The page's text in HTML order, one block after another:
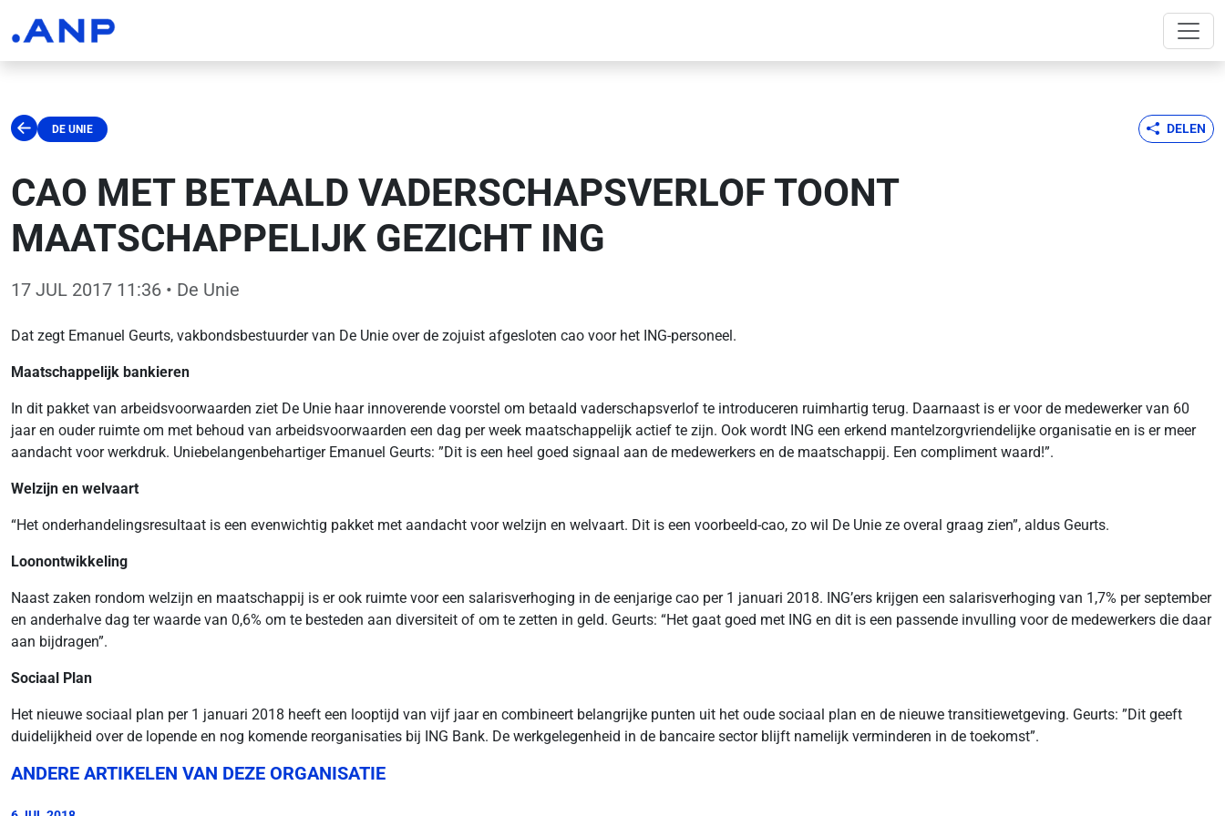
DE UNIE DELEN
CAO MET BETAALD VADERSCHAPSVERLOF TOONT
MAATSCHAPPELIJK GEZICHT ING
17 JUL 2017 11:36 • De Unie
Dat zegt Emanuel Geurts, vakbondsbestuurder van De Unie over de zojuist afgesloten cao voor het ING-personeel.
Maatschappelijk bankieren
In dit pakket van arbeidsvoorwaarden ziet De Unie haar innoverende voorstel om betaald vaderschapsverlof te introduceren ruimhartig terug. Daarnaast is er voor de medewerker van 60
jaar en ouder ruimte om met behoud van arbeidsvoorwaarden een dag per week maatschappelijk actief te zijn. Ook wordt ING een erkend mantelzorgvriendelijke organisatie en is er meer
aandacht voor werkdruk. Uniebelangenbehartiger Emanuel Geurts: ”Dit is een heel goed signaal aan de medewerkers en de maatschappij. Een compliment waard!”.
Welzijn en welvaart
“Het onderhandelingsresultaat is een evenwichtig pakket met aandacht voor welzijn en welvaart. Dit is een voorbeeld-cao, zo wil De Unie ze overal graag zien”, aldus Geurts.
Loonontwikkeling
Naast zaken rondom welzijn en maatschappij is er ook ruimte voor een salarisverhoging in de eenjarige cao per 1 januari 2018. ING’ers krijgen een salarisverhoging van 1,7% per september
en anderhalve dag ter waarde van 0,6% om te besteden aan diversiteit of om te zetten in geld. Geurts: “Het gaat goed met ING en dit is een passende invulling voor de medewerkers die daar
aan bijdragen”.
Sociaal Plan
Het nieuwe sociaal plan per 1 januari 2018 heeft een looptijd van vijf jaar en combineert belangrijke punten uit het oude sociaal plan en de nieuwe transitiewetgeving. Geurts: ”Dit geeft
duidelijkheid over de lopende en nog komende reorganisaties bij ING Bank. De werkgelegenheid in de bancaire sector blijft namelijk verminderen in de toekomst”.
ANDERE ARTIKELEN VAN DEZE ORGANISATIE